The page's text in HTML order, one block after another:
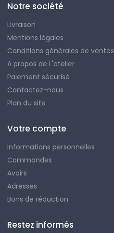
Notre société
Livraison
Mentions légales
Conditions générales de ventes
A propos de L'atelier
Paiement sécurisé
Contactez-nous
Plan du site
Votre compte
Informations personnelles
Commandes
Avoirs
Adresses
Bons de réduction
Restez informés